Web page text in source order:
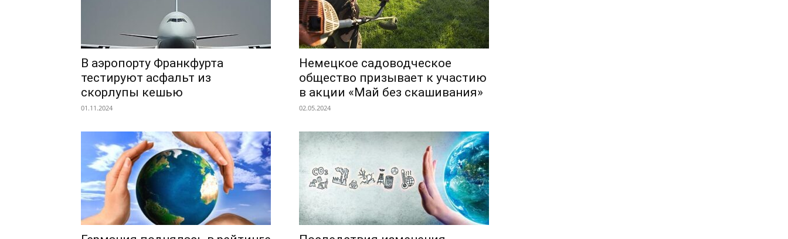
В аэропорту Франкфурта
тестируют асфальт из
скорлупы кешью
01.11.2024
Немецкое садоводческое
общество призывает к участию
в акции «Май без скашивания»
02.05.2024